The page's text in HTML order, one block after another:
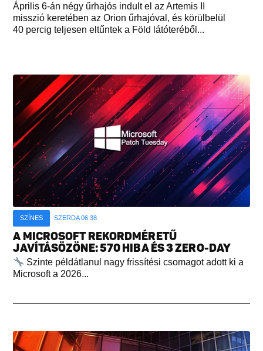
Április 6-án négy űrhajós indult el az Artemis II
misszió keretében az Orion űrhajóval, és körülbelül
40 percig teljesen eltűntek a Föld látóteréből...
SZÍNES SZERDA 06:38
A MICROSOFT REKORDMÉRETŰ
JAVÍTÁSÖZÖNE: 570 HIBA ÉS 3 ZERO-DAY
Szinte példátlanul nagy frissítési csomagot adott ki a
Microsoft a 2026...